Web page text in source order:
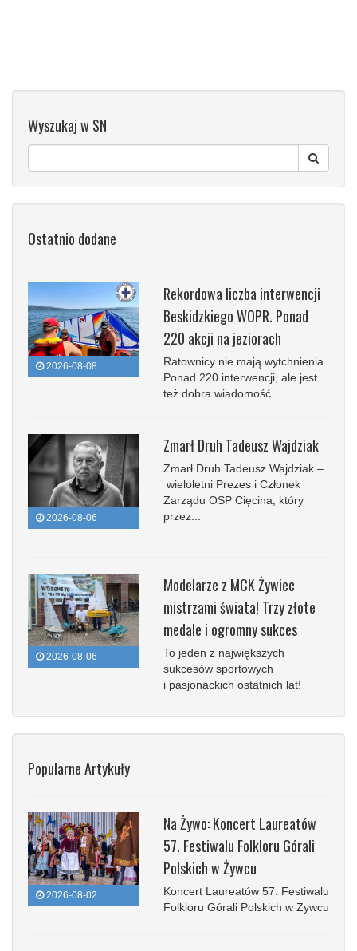
Wyszukaj w SN
Ostatnio dodane
2026-08-08
Rekordowa liczba interwencji
Beskidzkiego WOPR. Ponad
220 akcji na jeziorach
Ratownicy nie mają wytchnienia.
Ponad 220 interwencji, ale jest
też dobra wiadomość
2026-08-06
Zmarł Druh Tadeusz Wajdziak
Zmarł Druh Tadeusz Wajdziak –
wieloletni Prezes i Członek
Zarządu OSP Cięcina, który
przez...
2026-08-06
Modelarze z MCK Żywiec
mistrzami świata! Trzy złote
medale i ogromny sukces
To jeden z największych
sukcesów sportowych
i pasjonackich ostatnich lat!
Popularne Artykuły
2026-08-02
Na Żywo: Koncert Laureatów
57. Festiwalu Folkloru Górali
Polskich w Żywcu
Koncert Laureatów 57. Festiwalu
Folkloru Górali Polskich w Żywcu